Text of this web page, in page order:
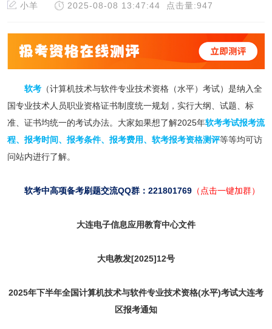
小羊 2025-08-08 13:47:44 点击量:947
软考（计算机技术与软件专业技术资格（水平）考试）是纳入全
国专业技术人员职业资格证书制度统一规划，实行大纲、试题、标
准、证书均统一的考试办法。大家如果想了解2025年软考考试报考流
程、 报考时间、 报考条件、 报考费用、 软考报考资格测评等等均可访
问站内进行了解。
软考中高项备考刷题交流QQ群：221801769（点击一键加群）
大连电子信息应用教育中心文件
大电教发[2025]12号
2025年下半年全国计算机技术与软件专业技术资格(水平)考试大连考
区报考通知